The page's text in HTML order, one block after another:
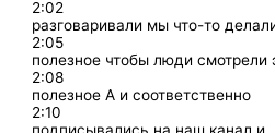
2:02
разговаривали мы что-то
2:05
полезное чтобы люди смотрели
2:08
полезное А и соответственно
2:10